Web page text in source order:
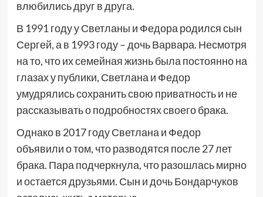
влюбились друг в друга.
В 1991 году у Светланы и Федора родился сын
Сергей, а в 1993 году – дочь Варвара. Несмотря
на то, что их семейная жизнь была постоянно на
глазах у публики, Светлана и Федор
умудрялись сохранить свою приватность и не
рассказывать о подробностях своего брака.
Однако в 2017 году Светлана и Федор
объявили о том, что разводятся после 27 лет
брака. Пара подчеркнула, что разошлась мирно
и остается друзьями. Сын и дочь Бондарчуков